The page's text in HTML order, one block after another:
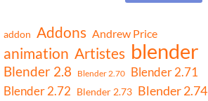
addon Addons Andrew Price
animation Artistes blender
Blender 2.8 Blender 2.70
Blender 2.71
Blender 2.72 Blender 2.73 Blender 2.74